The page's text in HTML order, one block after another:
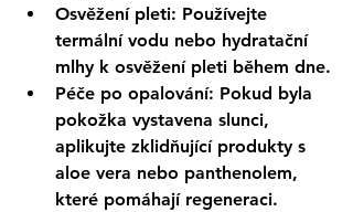
Osvěžení pleti: Používejte
termální vodu nebo hydratační
mlhy k osvěžení pleti během dne.
Péče po opalování: Pokud byla
pokožka vystavena slunci,
aplikujte zklidňující produkty s
aloe vera nebo panthenolem,
které pomáhají regeneraci.